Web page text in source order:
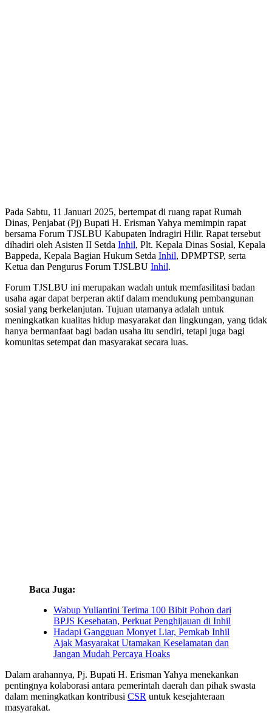
Pada Sabtu, 11 Januari 2025, bertempat di ruang rapat Rumah
Dinas, Penjabat (Pj) Bupati H. Erisman Yahya memimpin rapat
bersama Forum TJSLBU Kabupaten Indragiri Hilir. Rapat tersebut
dihadiri oleh Asisten II Setda Inhil, Plt. Kepala Dinas Sosial, Kepala
Bappeda, Kepala Bagian Hukum Setda Inhil, DPMPTSP, serta
Ketua dan Pengurus Forum TJSLBU Inhil.
Forum TJSLBU ini merupakan wadah untuk memfasilitasi badan
usaha agar dapat berperan aktif dalam mendukung pembangunan
sosial yang berkelanjutan. Tujuan utamanya adalah untuk
meningkatkan kualitas hidup masyarakat dan lingkungan, yang tidak
hanya bermanfaat bagi badan usaha itu sendiri, tetapi juga bagi
komunitas setempat dan masyarakat secara luas.
Baca Juga:
Wabup Yuliantini Terima 100 Bibit Pohon dari
BPJS Kesehatan, Perkuat Penghijauan di Inhil
Hadapi Gangguan Monyet Liar, Pemkab Inhil
Ajak Masyarakat Utamakan Keselamatan dan
Jangan Mudah Percaya Hoaks
Dalam arahannya, Pj. Bupati H. Erisman Yahya menekankan
pentingnya kolaborasi antara pemerintah daerah dan pihak swasta
dalam meningkatkan kontribusi CSR untuk kesejahteraan
masyarakat.